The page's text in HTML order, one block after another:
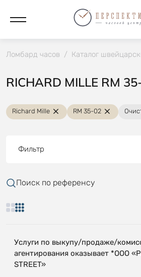
Ломбард часов / Каталог
RICHARD MILLE RM
Richard Mille RM 35-02
Фильтр
Поиск по референсу
Услуги по выкупу/продаже/
агентирования оказывает *OOO
STREET»